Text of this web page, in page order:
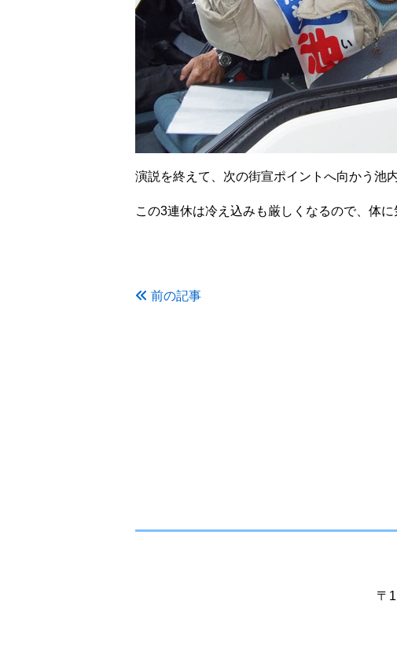
演説を終えて、次の街宣ポイントへ向かう池内
この3連休は冷え込みも厳しくなるので、体に
前の記事
〒